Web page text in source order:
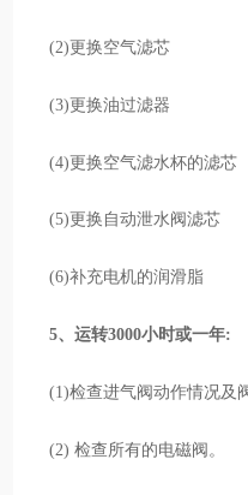
(2)更换空气滤芯
(3)更换油过滤器
(4)更换空气滤水杯的滤芯
(5)更换自动泄水阀滤芯
(6)补充电机的润滑脂
5、运转3000小时或一年:
(1)检查进气阀动作情况及
(2) 检查所有的电磁阀。